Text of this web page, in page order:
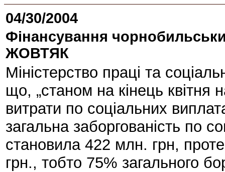
04/30/2004
Фінансування
ЖОВТЯК
Міністерство праці та
що, „станом на кінець квітня
витрати по соціальних
загальна заборгованість по
становила 422 млн. грн,
грн., тобто 75% загального